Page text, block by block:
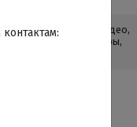
Аудио, Видео,
Телевизоры,